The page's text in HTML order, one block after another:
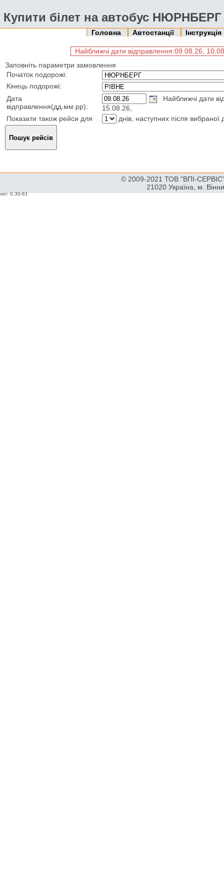
Купити білет на автобус
Головна Автостанції Інструкція
Найближчі дати відправлення:09.08.26,
Заповніть параметри замовлення
Початок подорожі:
Кінець подорожі:
Дата
відправлення(дд.мм.рр):
Найближчі дати
15.08.26,
Показати також рейси для
днів, наступних після вибраної
© 2009-2021 ТОВ "ВПІ-
21020 Україна, м.
ver: 0.30-61